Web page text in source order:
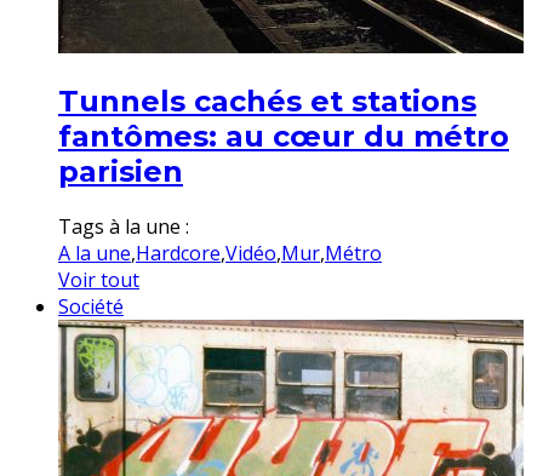
Tunnels cachés et stations
fantômes: au cœur du métro
parisien
Tags à la une :
A la une,Hardcore,Vidéo,Mur,Métro
Voir tout
Société